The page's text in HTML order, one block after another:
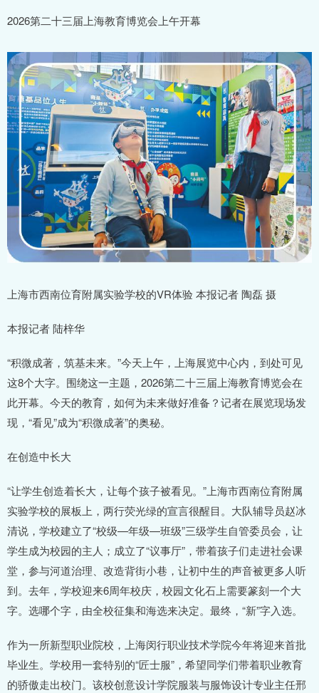
2026第二十三届上海教育博览会上午开幕
上海市西南位育附属实验学校的VR体验 本报记者 陶磊 摄
本报记者 陆梓华
“积微成著，筑基未来。”今天上午，上海展览中心内，到处可见
这8个大字。围绕这一主题，2026第二十三届上海教育博览会在
此开幕。今天的教育，如何为未来做好准备？记者在展览现场发
现，“看见”成为“积微成著”的奥秘。
在创造中长大
“让学生创造着长大，让每个孩子被看见。”上海市西南位育附属
实验学校的展板上，两行荧光绿的宣言很醒目。大队辅导员赵冰
清说，学校建立了“校级—年级—班级”三级学生自管委员会，让
学生成为校园的主人；成立了“议事厅”，带着孩子们走进社会课
堂，参与河道治理、改造背街小巷，让初中生的声音被更多人听
到。去年，学校迎来6周年校庆，校园文化石上需要篆刻一个大
字。选哪个字，由全校征集和海选来决定。最终，“新”字入选。
作为一所新型职业院校，上海闵行职业技术学院今年将迎来首批
毕业生。学校用一套特别的“匠士服”，希望同学们带着职业教育
的骄傲走出校门。该校创意设计学院服装与服饰设计专业主任邢